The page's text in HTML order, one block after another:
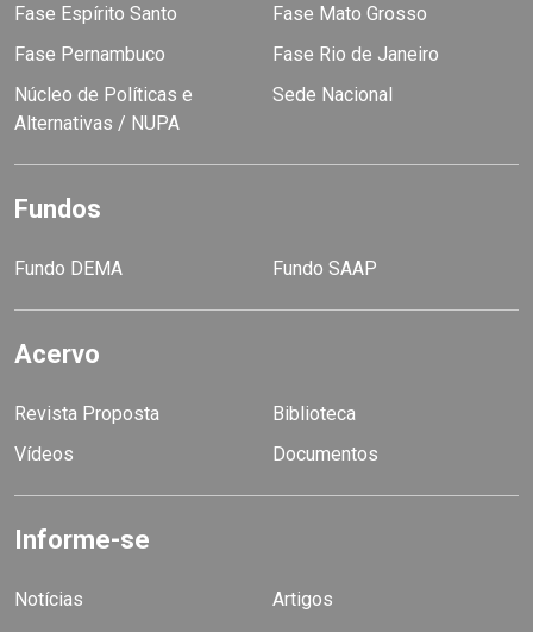
Fase Espírito Santo
Fase Mato Grosso
Fase Pernambuco
Fase Rio de Janeiro
Núcleo de Políticas e
Alternativas / NUPA
Sede Nacional
Fundos
Fundo DEMA Fundo SAAP
Acervo
Revista Proposta
Biblioteca
Vídeos
Documentos
Informe-se
Notícias
Artigos